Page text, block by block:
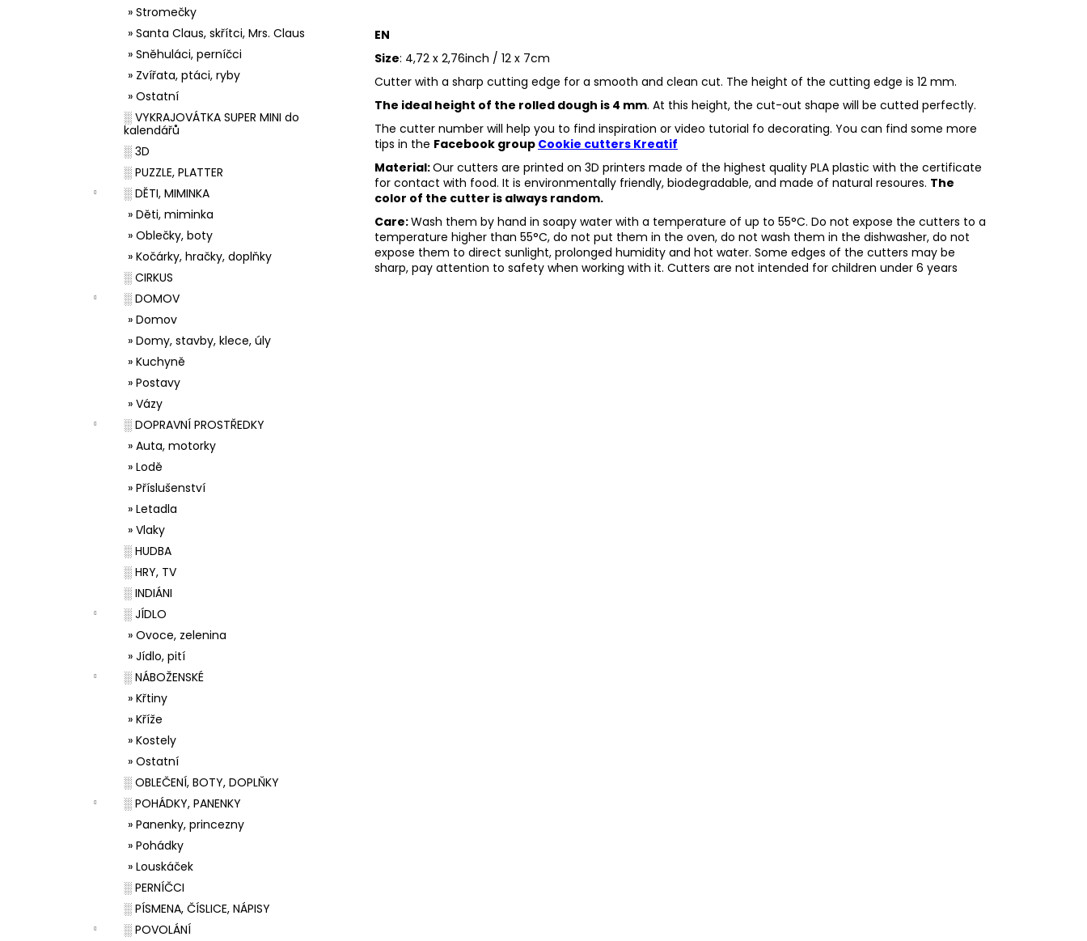
» Stromečky
» Santa Claus, skřítci, Mrs. Claus
» Sněhuláci, perníčci
» Zvířata, ptáci, ryby
» Ostatní
░ VYKRAJOVÁTKA SUPER MINI do
kalendářů
░ 3D
░ PUZZLE, PLATTER
░ DĚTI, MIMINKA
» Děti, miminka
» Oblečky, boty
» Kočárky, hračky, doplňky
░ CIRKUS
░ DOMOV
» Domov
» Domy, stavby, klece, úly
» Kuchyně
» Postavy
» Vázy
░ DOPRAVNÍ PROSTŘEDKY
» Auta, motorky
» Lodě
» Příslušenství
» Letadla
» Vlaky
░ HUDBA
░ HRY, TV
░ INDIÁNI
░ JÍDLO
» Ovoce, zelenina
» Jídlo, pití
░ NÁBOŽENSKÉ
» Křtiny
» Kříže
» Kostely
» Ostatní
░ OBLEČENÍ, BOTY, DOPLŇKY
░ POHÁDKY, PANENKY
» Panenky, princezny
» Pohádky
» Louskáček
░ PERNÍČCI
░ PÍSMENA, ČÍSLICE, NÁPISY
░ POVOLÁNÍ
EN
Size: 4,72 x 2,76inch / 12 x 7cm
Cutter with a sharp cutting edge for a smooth and clean cut. The height of the cutting edge is 12 mm.
The ideal height of the rolled dough is 4 mm. At this height, the cut-out shape will be cutted perfectly.
The cutter number will help you to find inspiration or video tutorial fo decorating. You can find some more
tips in the Facebook group Cookie cutters Kreatif
Material:Our cutters are printed on 3D printers made of the highest quality PLA plastic with the certificate
for contact with food. It is environmentally friendly, biodegradable, and made of natural resoures. The
color of the cutter is always random.
Care:Wash them by hand in soapy water with a temperature of up to 55°C. Do not expose the cutters to a
temperature higher than 55°C, do not put them in the oven, do not wash them in the dishwasher, do not
expose them to direct sunlight, prolonged humidity and hot water. Some edges of the cutters may be
sharp, pay attention to safety when working with it. Cutters are not intended for children under 6 years